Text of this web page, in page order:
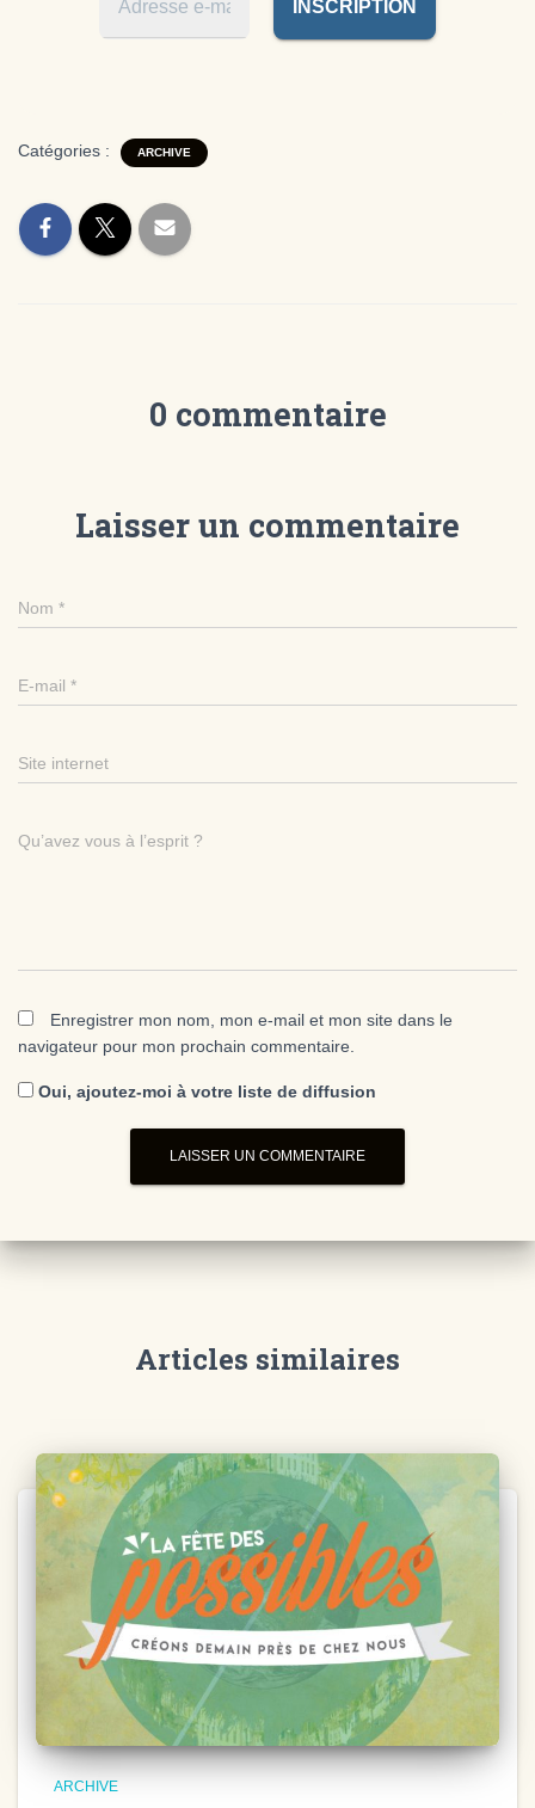
Catégories : ARCHIVE
0 commentaire
Laisser un commentaire
Nom *
E-mail *
Site internet
Qu’avez vous à l’esprit ?
Enregistrer mon nom, mon e-mail et mon site dans le
navigateur pour mon prochain commentaire.
Oui, ajoutez-moi à votre liste de diffusion
Articles similaires
ARCHIVE